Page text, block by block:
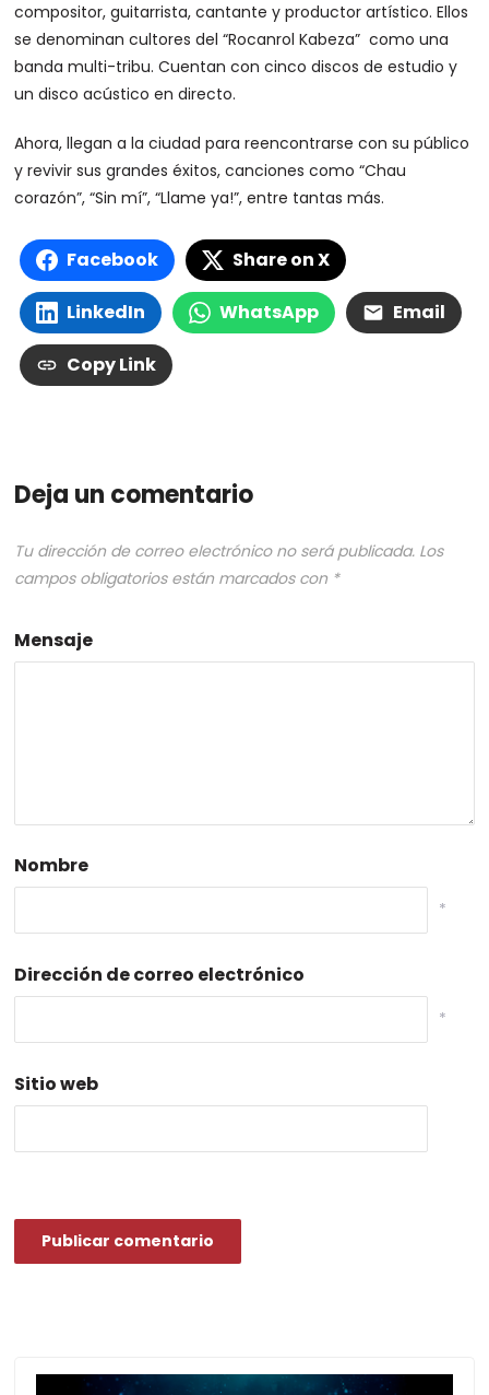
compositor, guitarrista, cantante y productor artístico. Ellos
se denominan cultores del “Rocanrol Kabeza” como una
banda multi-tribu. Cuentan con cinco discos de estudio y
un disco acústico en directo.
Ahora, llegan a la ciudad para reencontrarse con su público
y revivir sus grandes éxitos, canciones como “Chau
corazón”, “Sin mí”, “Llame ya!”, entre tantas más.
Facebook Share on X
LinkedIn WhatsApp Email
Copy Link
Deja un comentario
Tu dirección de correo electrónico no será publicada. Los
campos obligatorios están marcados con *
Mensaje
Nombre
*
Dirección de correo electrónico
*
Sitio web